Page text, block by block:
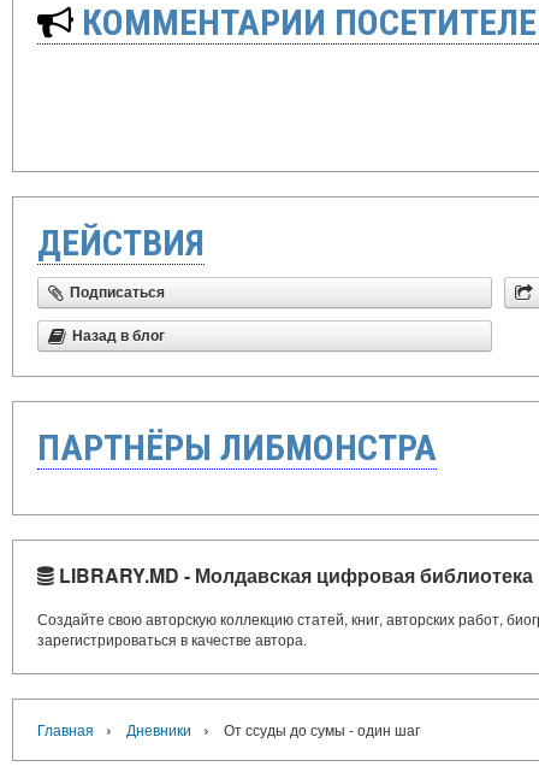
КОММЕНТАРИИ
ДЕЙСТВИЯ
Подписаться
Назад в блог
ПАРТНЁРЫ ЛИБМОНСТРА
LIBRARY.MD - Молдавская цифровая библиотека
Создайте свою авторскую коллекцию статей, книг, авторских работ,
зарегистрироваться в качестве автора.
Главная › Дневники › От ссуды до сумы - один шаг